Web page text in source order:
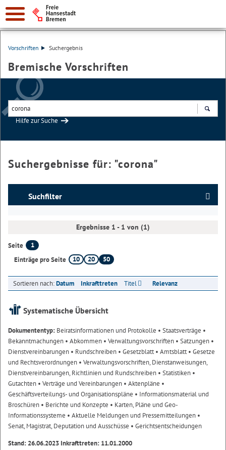
Vorschriften Suchergebnis
Bremische Vorschriften
Hilfe zur Suche
Suchergebnisse für: "corona"
Suchfilter
Ergebnisse 1 - 1 von (1)
Seite
1
Einträge pro Seite
10 20 50
Sortieren nach:Datum Inkrafttreten Titel Relevanz
Systematische Übersicht
Dokumententyp: Beiratsinformationen und Protokolle • Staatsverträge •
Bekanntmachungen • Abkommen • Verwaltungsvorschriften • Satzungen •
Dienstvereinbarungen • Rundschreiben • Gesetzblatt• Amtsblatt• Gesetze
und Rechtsverordnungen • Verwaltungsvorschriften, Dienstanweisungen,
Dienstvereinbarungen, Richtlinien und Rundschreiben • Statistiken •
Gutachten • Verträge und Vereinbarungen • Aktenpläne •
Geschäftsverteilungs- und Organisationspläne • Informationsmaterial und
Broschüren • Berichte und Konzepte • Karten, Pläne und Geo-
Informationssysteme • Aktuelle Meldungen und Pressemitteilungen •
Senat, Magistrat, Deputation und Ausschüsse • Gerichtsentscheidungen
Stand: 26.06.2023 Inkrafttreten: 11.01.2000